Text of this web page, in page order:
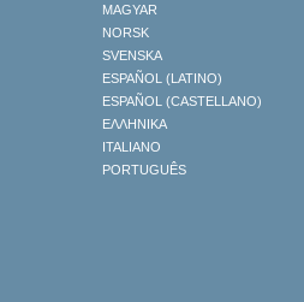
MAGYAR
NORSK
SVENSKA
ESPAÑOL (LATINO)
ESPAÑOL (CASTELLANO)
ΕΛΛΗΝΙΚA
ITALIANO
PORTUGUÊS